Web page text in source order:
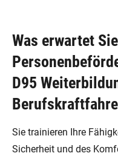
Was erwartet
D95
Sie trainieren Ihre
Sicherheit und des